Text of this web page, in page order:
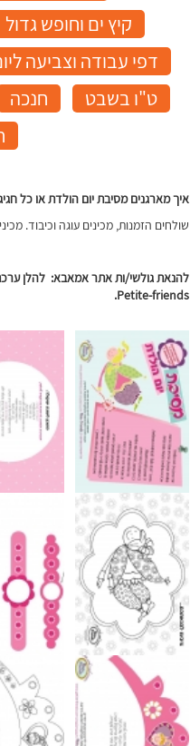
קיץ ים וחופש גדול
דפי עבודה וצביעה
ט"ו בשבט
חנכה
איך מארגנים מסיבת יום הולדת או כל
שולחים הזמנות, מכינים עוגה וכיבוד.
להנאת גולשי/ות אתר אמאבא: להלן
Petite-friends.